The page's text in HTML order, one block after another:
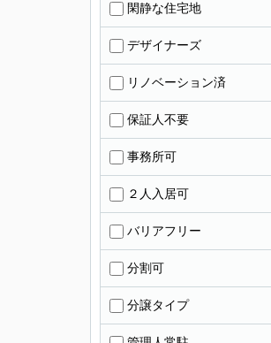
閑静な住宅地
デザイナーズ
リノベーション済
保証人不要
事務所可
２人入居可
バリアフリー
分割可
分譲タイプ